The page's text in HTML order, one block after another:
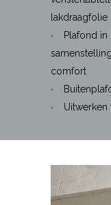
lakdraagfolie
Plafond
comfort
Uitwerken